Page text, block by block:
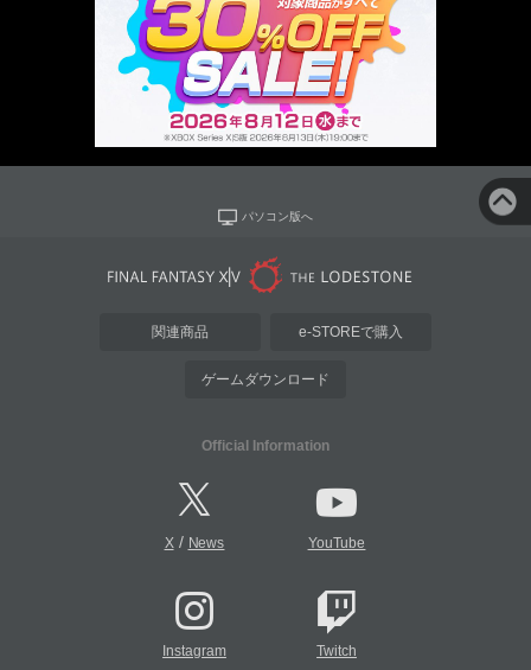
パソコン版へ
関連商品 e-STOREで購入
ゲームダウンロード
Official Information
X/ News YouTube
Instagram Twitch